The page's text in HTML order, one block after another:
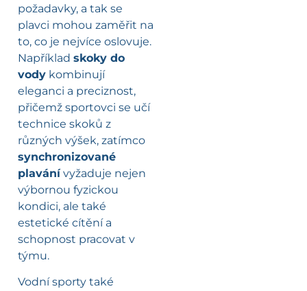
požadavky, a tak se
plavci mohou zaměřit na
to, co je nejvíce oslovuje.
Například skoky do
vody kombinují
eleganci a preciznost,
přičemž sportovci se učí
technice skoků z
různých výšek, zatímco
synchronizované
plavánívyžaduje nejen
výbornou fyzickou
kondici, ale také
estetické cítění a
schopnost pracovat v
týmu.
Vodní sporty také